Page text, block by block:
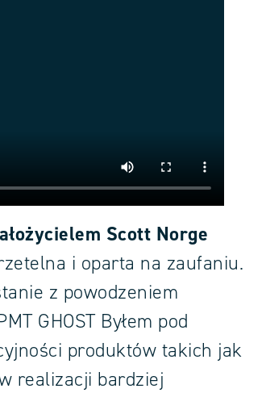
Scott Norge
i oparta na zaufaniu.
z powodzeniem
GHOST Byłem pod
produktów takich jak
realizacji bardziej